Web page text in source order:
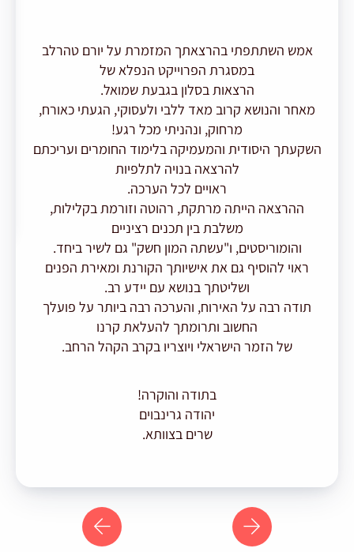
אמש השתתפתי בהרצאתך המזמרת על יורם טהרלב
במסגרת הפרוייקט הנפלא של
הרצאות בסלון בגבעת שמואל.
מאחר והנושא קרוב מאד ללבי ולעסוקי, הגעתי כאורח,
מרחוק, ונהניתי מכל רגע!
השקעתך היסודית והמעמיקה בלימוד החומרים ועריכתם
להרצאה בנויה לתלפיות
ראויים לכל הערכה.
ההרצאה הייתה מרתקת, רהוטה וזורמת בקלילות,
משלבת בין תכנים רציניים
והומוריסטים, ו"עשתה המון חשק" גם לשיר ביחד.
ראוי להוסיף גם את אישיותך הקורנת ומאירת הפנים
ושליטתך בנושא עם יידע רב.
תודה רבה על האירוח, והערכה רבה ביותר על פועלך
החשוב ותרומתך להעלאת קרנו
של הזמר הישראלי ויוצריו בקרב הקהל הרחב.
בתודה והוקרה!
יהודה גרינבוים
שרים בצוותא.